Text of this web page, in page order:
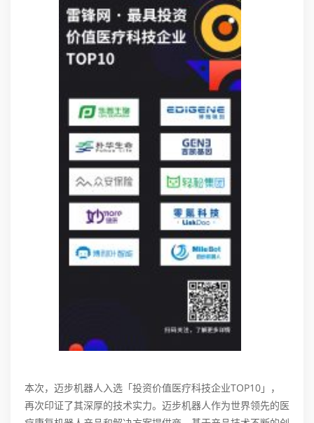
本次，迈步机器人入选「投资价值医疗科技企业TOP10」，
再次印证了其深厚的技术实力。迈步机器人作为世界领先的医